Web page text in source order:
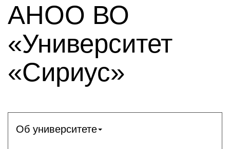
АНОО ВО
«Университет
«Сириус»
Об университете